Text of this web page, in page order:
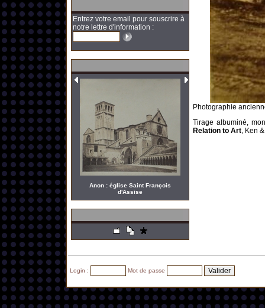
Entrez votre email pour souscrire à
notre lettre d'information :
Anon : église Saint François
d'Assise
Photographie
Tirage albuminé,
Relation to Art, Ken
Login : Mot de passe